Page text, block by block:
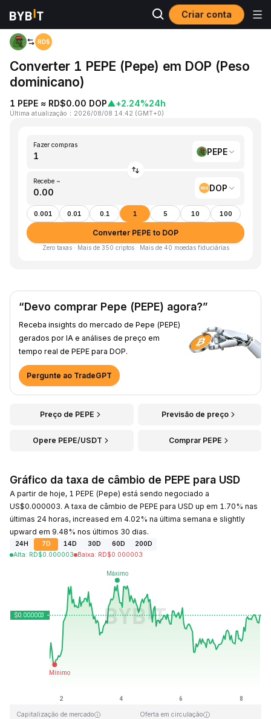
Criar conta
Página inicial
Converter 1 PEPE (Pepe) em DOP (Peso
dominicano)
1 PEPE ≈ RD$0.00 DOP▲+2.24%24h
Última atualização ： 2026/08/08 14:42 (GMT+0)
Fazer compras
PEPE
Recebe ~
DOP
0.001 0.01 0.1 1 5 10 100
Converter PEPE to DOP
Zero taxas · Mais de 350 criptos · Mais de 40 moedas fiduciárias
“Devo comprar Pepe (PEPE) agora?”
Receba insights do mercado de Pepe (PEPE)
gerados por IA e análises de preço em
tempo real de PEPE para DOP.
Pergunte ao TradeGPT
Preço de PEPE Previsão de preço
Opere PEPE/USDT Comprar PEPE
Gráfico da taxa de câmbio de PEPE para USD
A partir de hoje, 1 PEPE (Pepe) está sendo negociado a
US$0.000003. A taxa de câmbio de PEPE para USD up em 1.70% nas
últimas 24 horas, increased em 4.02% na última semana e slightly
upward em 9.48% nos últimos 30 dias.
24H 7D 14D 30D 60D
200D
Alta: RD$0.000003 Baixa: RD$0.000003
Última atualização: 2026-08-08, 14:42 GMT+0
RD$0.000028 RD$0.000000
Capitalização de mercado Oferta em circulação